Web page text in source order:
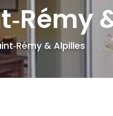
& Alpilles